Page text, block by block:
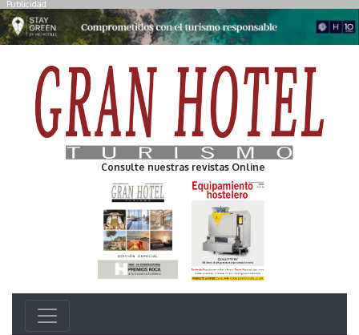
Publicidad
Consulte nuestras revistas Online